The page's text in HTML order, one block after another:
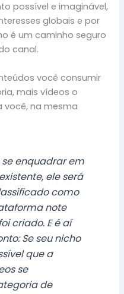
possível e imaginável,
globais e por
é um caminho seguro
canal.
você consumir
mais vídeos o
você, na mesma
enquadrar em
ele será
como
note
criado. E é aí
Se seu nicho
que a
se
de